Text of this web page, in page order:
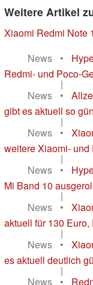
Weitere Artikel
Xiaomi Redmi Note
News
•
Redmi- und Poco-
|
News
•
gibt es aktuell so
|
News
•
weitere Xiaomi-
|
News
•
Mi Band 10
|
News
•
aktuell für 130
|
News
•
es aktuell deutlich
|
News
•